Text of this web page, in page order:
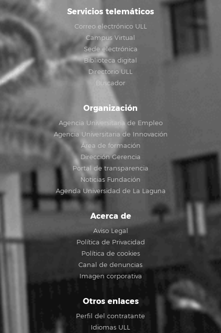
Servicios telemáticos
Correo electrónico ULL
Campus Virtual
Sede electrónica
Biblioteca digital
Directorio ULL
Buscador
Organización
Agencia Universitaria de Empleo
Agencia Universitaria de Innovación
Área de formación
Dirección Gerencia
Portal de transparencia
Noticias Fundación
Agenda Universidad de La Laguna
Acerca de
Aviso Legal
Política de Privacidad
Política de cookies
Canal de denuncias
Imagen corporativa
Otros enlaces
Perfil del contratante
Idiomas ULL